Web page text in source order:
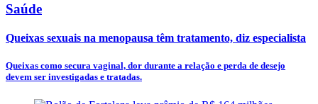
Saúde
Queixas sexuais na menopausa têm tratamento, diz especialista
Queixas como secura vaginal, dor durante a relação e perda de desejo
devem ser investigadas e tratadas.